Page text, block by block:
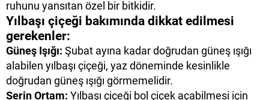
ruhunu yansıtan özel bir bitkidir.
Yılbaşı çiçeği bakımında dikkat edilmesi
gerekenler:
Güneş Işığı: Şubat ayına kadar doğrudan güneş ışığı
alabilen yılbaşı çiçeği, yaz döneminde kesinlikle
doğrudan güneş ışığı görmemelidir.
Serin Ortam: Yılbaşı çiçeği bol çiçek açabilmesi için